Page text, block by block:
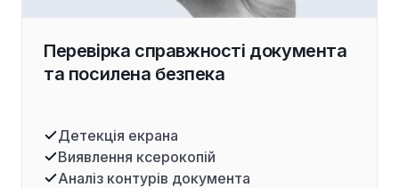
Перевірка справжності документа
та посилена безпека
Детекція екрана
Виявлення ксерокопій
Аналіз контурів документа